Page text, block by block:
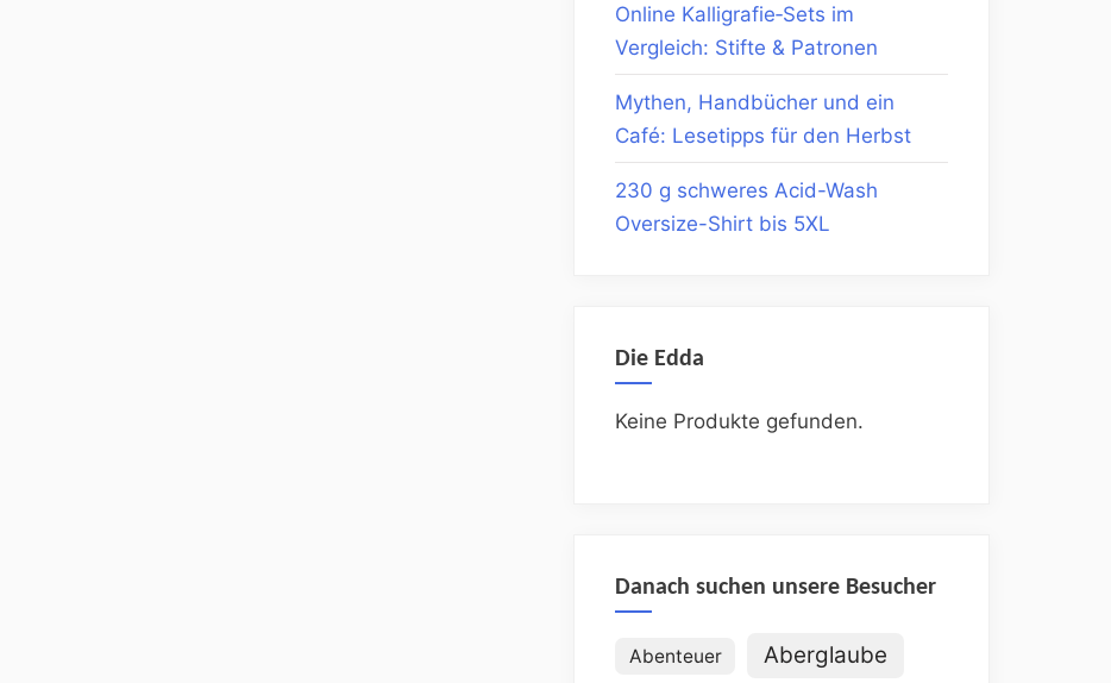
Online Kalligrafie‑Sets im
Vergleich: Stifte & Patronen
Mythen, Handbücher und ein
Café: Lesetipps für den Herbst
230 g schweres Acid-Wash
Oversize-Shirt bis 5XL
Die Edda
Keine Produkte gefunden.
Danach suchen unsere Besucher
Abenteuer Aberglaube